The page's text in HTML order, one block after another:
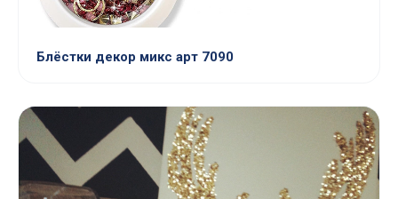
Блёстки декор микс арт 7090